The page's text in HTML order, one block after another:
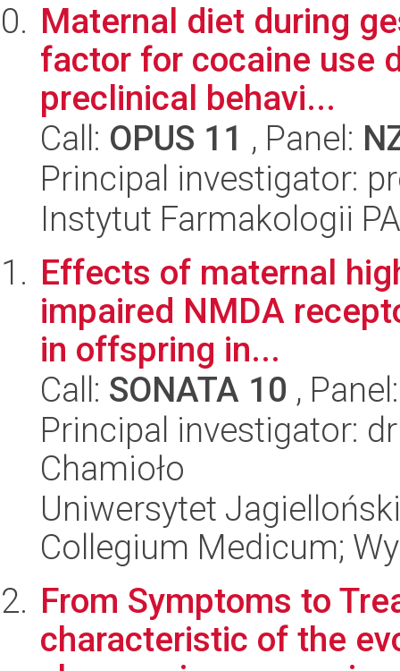
Maternal diet during
factor for cocaine use
preclinical behavi...
Call: OPUS 11 , Panel:
Principal investigator:
Instytut Farmakologii
Effects of maternal
impaired NMDA
in offspring in...
Call: SONATA 10 ,
Principal investigator:
Chamioło
Uniwersytet
Collegium Medicum;
From Symptoms to
characteristic of the